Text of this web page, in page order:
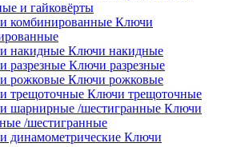
и гайковёрты
Ключи
Ключи накидные
Ключи разрезные
Ключи рожковые
Ключи трещоточные
Ключи
/шестигранные
Ключи